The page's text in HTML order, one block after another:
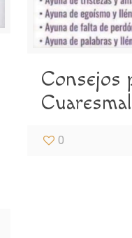
Consejos
Cuaresmal
0